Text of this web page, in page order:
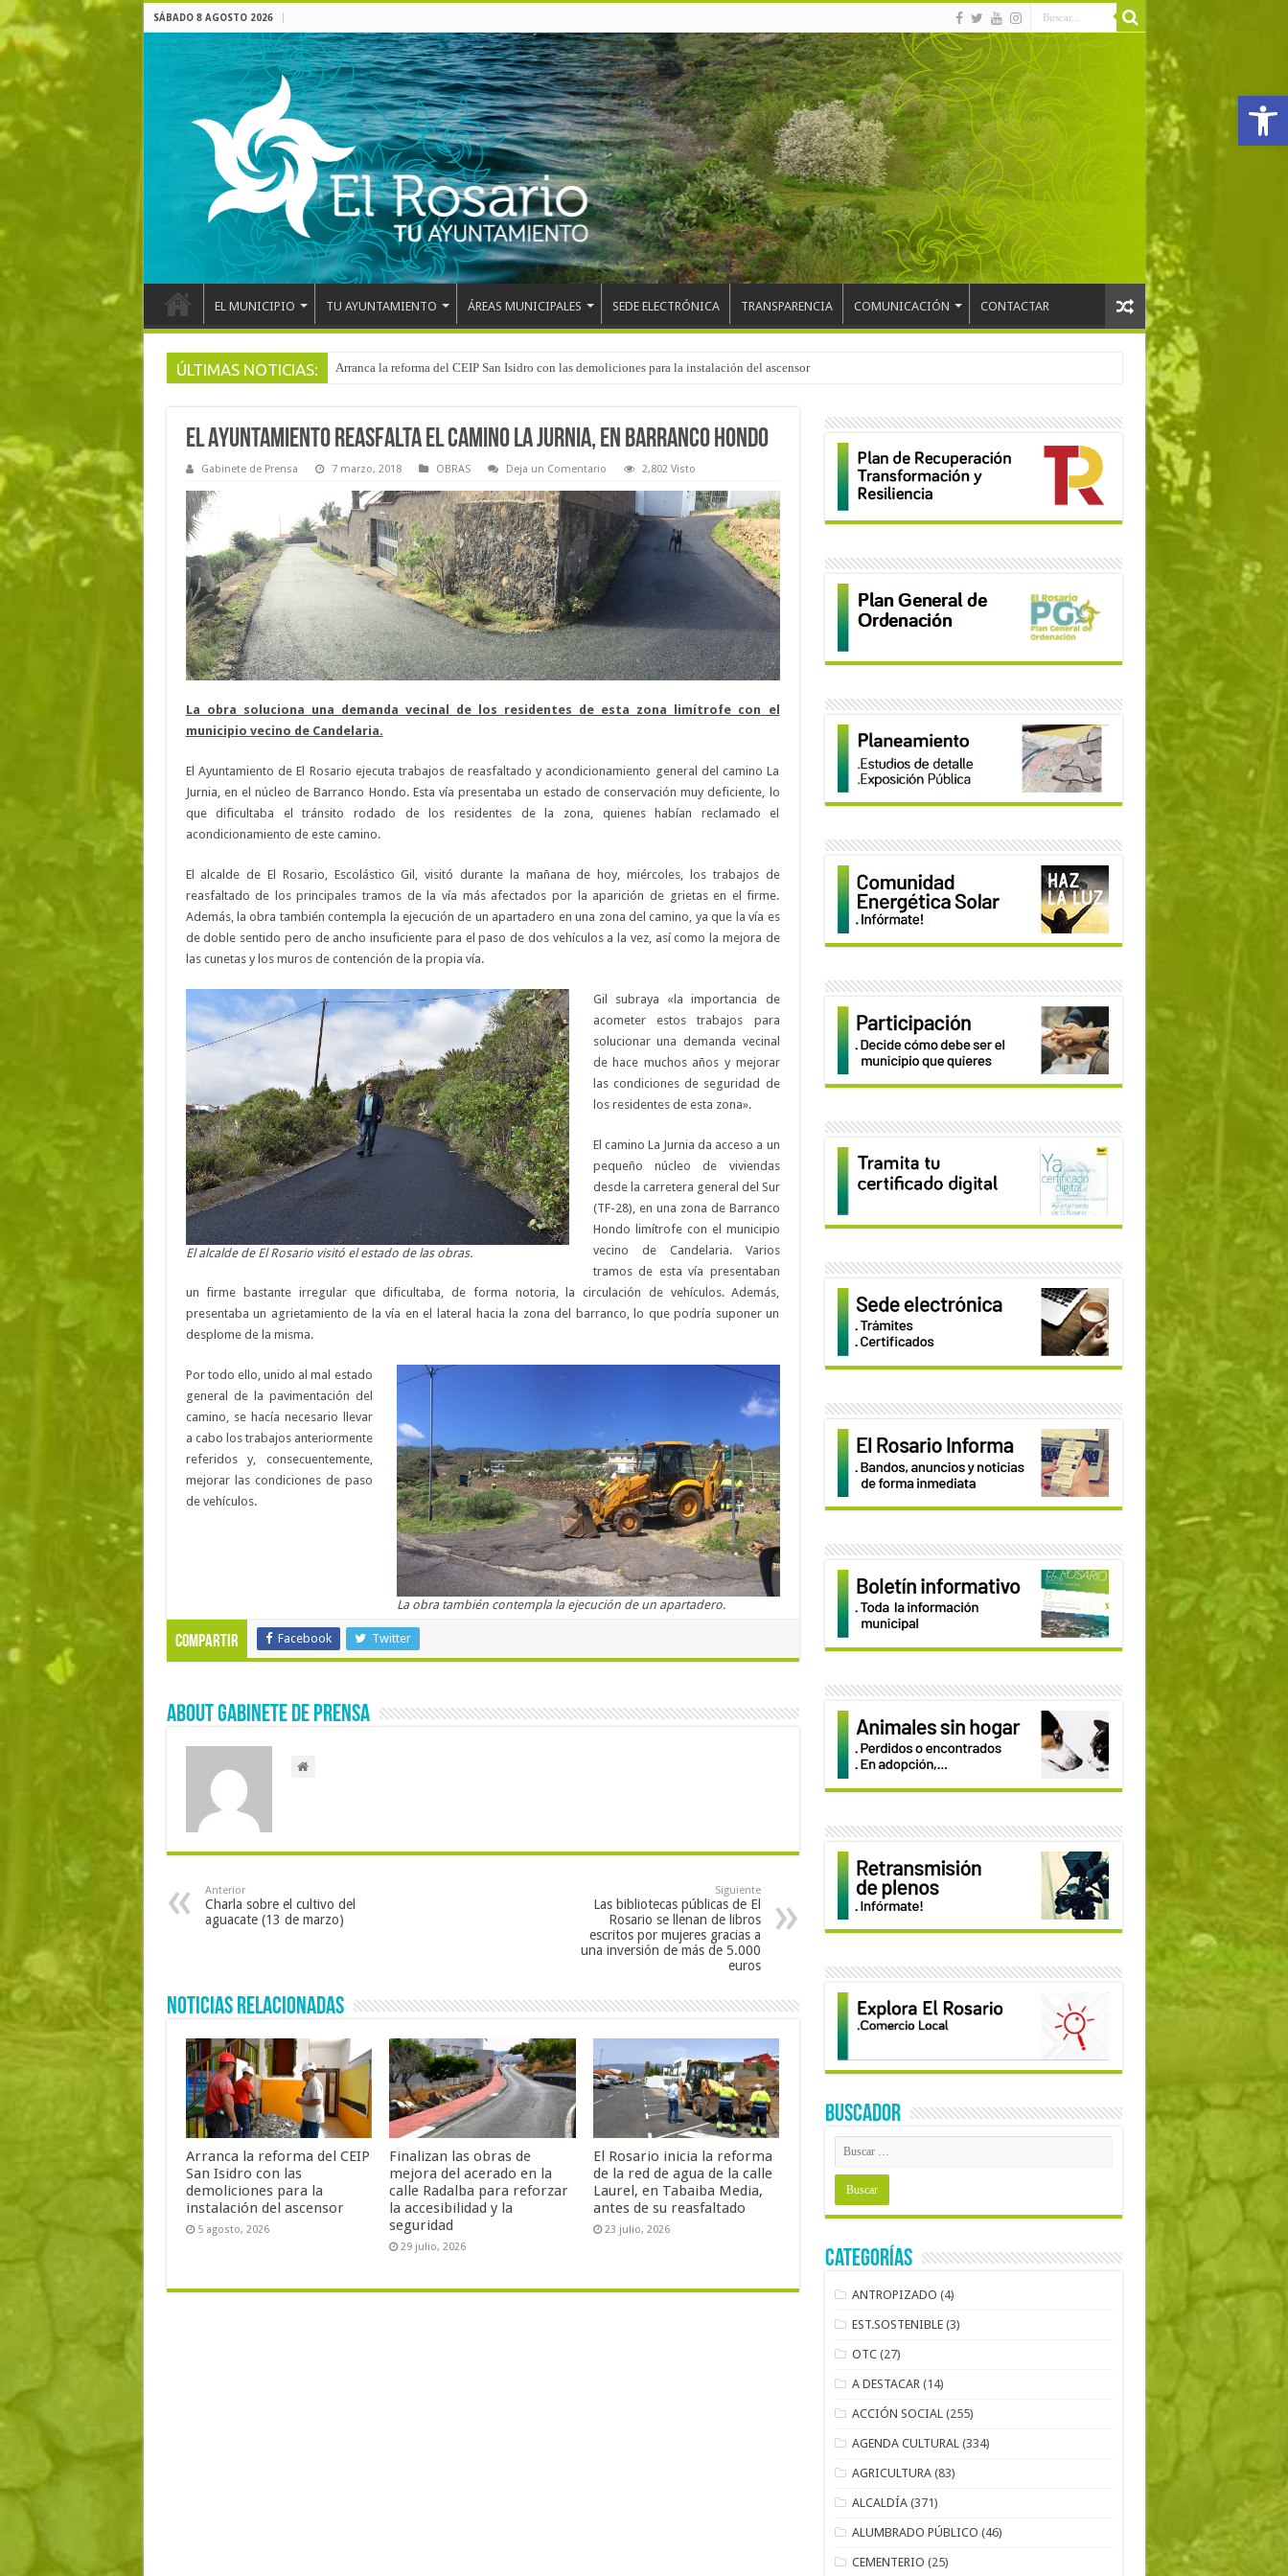
Abrir
SÁBADO 8 AGOSTO 2026
EL MUNICIPIO TU AYUNTAMIENTO ÁREAS MUNICIPALES SEDE ELECTRÓNICA TRANSPARENCIA COMUNICACIÓN CONTACTAR
ÚLTIMAS NOTICIAS: El pentacampeón del mundo, Maikel Melero, en el Freestyle Zombies de La Esperanza
El Ayuntamiento reasfalta el camino La Jurnia, en Barranco Hondo
Gabinete de Prensa 7 marzo, 2018 OBRAS Deja un Comentario 2,802 Visto
La obra soluciona una demanda vecinal de los residentes de esta zona limítrofe con el
municipio vecino de Candelaria.
El Ayuntamiento de El Rosario ejecuta trabajos de reasfaltado y acondicionamiento general del camino La
Jurnia, en el núcleo de Barranco Hondo. Esta vía presentaba un estado de conservación muy deficiente, lo
que dificultaba el tránsito rodado de los residentes de la zona, quienes habían reclamado el
acondicionamiento de este camino.
El alcalde de El Rosario, Escolástico Gil, visitó durante la mañana de hoy, miércoles, los trabajos de
reasfaltado de los principales tramos de la vía más afectados por la aparición de grietas en el firme.
Además, la obra también contempla la ejecución de un apartadero en una zona del camino, ya que la vía es
de doble sentido pero de ancho insuficiente para el paso de dos vehículos a la vez, así como la mejora de
las cunetas y los muros de contención de la propia vía.
El alcalde de El Rosario visitó el estado de las obras.
Gil subraya «la importancia de
acometer estos trabajos para
solucionar una demanda vecinal
de hace muchos años y mejorar
las condiciones de seguridad de
los residentes de esta zona».
El camino La Jurnia da acceso a un
pequeño núcleo de viviendas
desde la carretera general del Sur
(TF-28), en una zona de Barranco
Hondo limítrofe con el municipio
vecino de Candelaria. Varios
tramos de esta vía presentaban
un firme bastante irregular que dificultaba, de forma notoria, la circulación de vehículos. Además,
presentaba un agrietamiento de la vía en el lateral hacia la zona del barranco, lo que podría suponer un
desplome de la misma.
La obra también contempla la ejecución de un apartadero.
Por todo ello, unido al mal estado
general de la pavimentación del
camino, se hacía necesario llevar
a cabo los trabajos anteriormente
referidos y, consecuentemente,
mejorar las condiciones de paso
de vehículos.
Compartir Facebook Twitter
About Gabinete de Prensa
Anterior
Charla sobre el cultivo del
aguacate (13 de marzo)
Siguiente
Las bibliotecas públicas de El
Rosario se llenan de libros
escritos por mujeres gracias a
una inversión de más de 5.000
euros
Noticias Relacionadas
Arranca la reforma del CEIP
San Isidro con las
demoliciones para la
instalación del ascensor
5 agosto, 2026
Finalizan las obras de
mejora del acerado en la
calle Radalba para reforzar
la accesibilidad y la
seguridad
29 julio, 2026
El Rosario inicia la reforma
de la red de agua de la calle
Laurel, en Tabaiba Media,
antes de su reasfaltado
23 julio, 2026
BUSCADOR
Categorías
ANTROPIZADO (4)
EST.SOSTENIBLE (3)
OTC (27)
A DESTACAR (14)
ACCIÓN SOCIAL (255)
AGENDA CULTURAL (334)
AGRICULTURA (83)
ALCALDÍA (371)
ALUMBRADO PÚBLICO (46)
CEMENTERIO (25)